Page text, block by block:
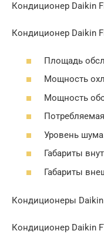
Кондиционер Daikin
Кондиционер Daikin
Площадь
Мощность
Мощность
Уровень
Габариты
Габариты
Кондиционеры Daikin
Кондиционер Daikin